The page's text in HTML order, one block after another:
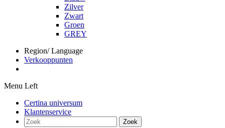
Zilver
Zwart
Groen
GREY
Region/ Language
Verkooppunten
Menu Left
Certina universum
Klantenservice
Zoek